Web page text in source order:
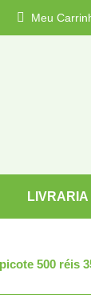
Meu
LIVRARIA
500 réis